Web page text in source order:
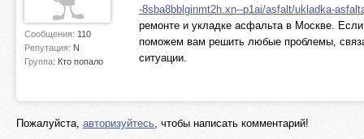
Сообщения: 110
Репутация: N
Группа: Кто попало
-8sba8bblginmt2h.xn--p1ai/asfalt/ukladka-
ремонте и укладке асфальта в Москве.
поможем вам решить любые проблемы,
ситуации.
Пожалуйста, авторизуйтесь, чтобы написать комментарий!